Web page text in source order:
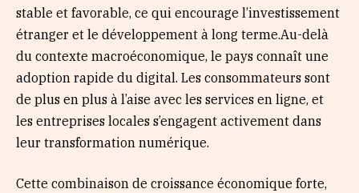
stable et favorable, ce qui encourage l’investissement
étranger et le développement à long terme.Au-delà
du contexte macroéconomique, le pays connaît une
adoption rapide du digital. Les consommateurs sont
de plus en plus à l’aise avec les services en ligne, et
les entreprises locales s’engagent activement dans
leur transformation numérique.
Cette combinaison de croissance économique forte,